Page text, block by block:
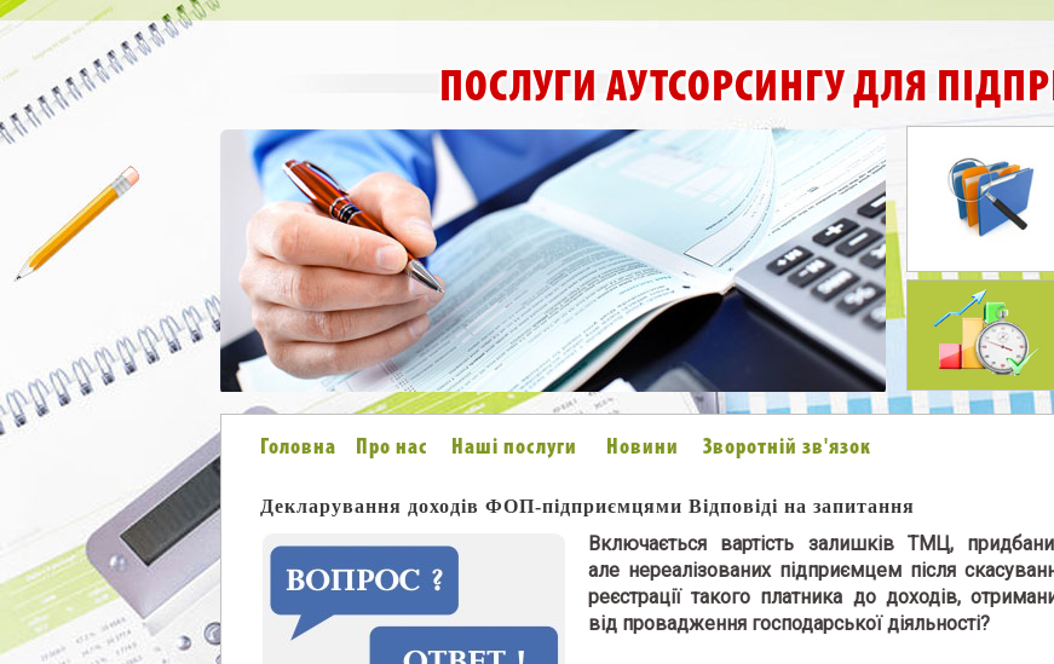
ПОСЛУГИ АУТСОРСИНГУ ДЛЯ
Головна Про нас Наші послуги Новини Зворотній зв'язок
Декларування доходів ФОП-підприємцями Відповіді на запитання
Включається вартість залишків ТМЦ,
але нереалізованих підприємцем після
реєстрації такого платника до доходів,
від провадження господарської діяльності?